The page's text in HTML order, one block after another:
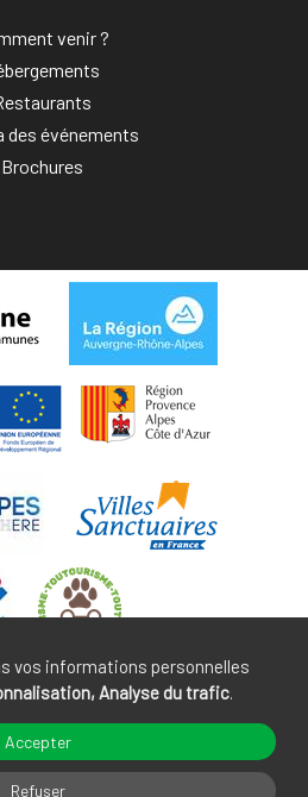
venir ?
des événements
Brochures
Crédits
vos informations personnelles
Analyse du trafic.
Accepter
Refuser